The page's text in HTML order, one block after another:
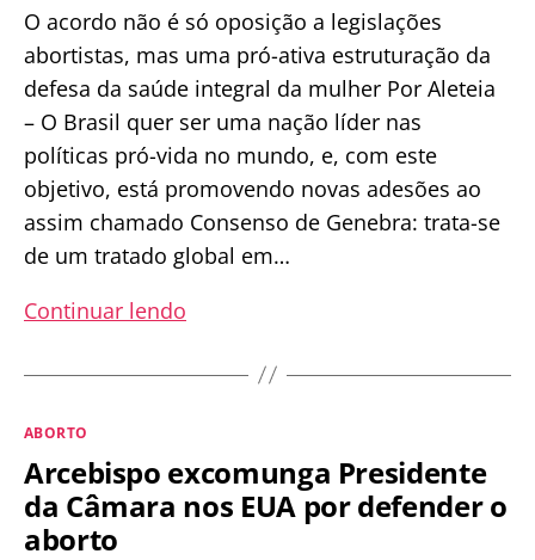
O acordo não é só oposição a legislações
abortistas, mas uma pró-ativa estruturação da
defesa da saúde integral da mulher Por Aleteia
– O Brasil quer ser uma nação líder nas
políticas pró-vida no mundo, e, com este
objetivo, está promovendo novas adesões ao
assim chamado Consenso de Genebra: trata-se
de um tratado global em…
Continuar lendo
se
pró-
vida
Categorias
ABORTO
Arcebispo excomunga Presidente
da Câmara nos EUA por defender o
aborto